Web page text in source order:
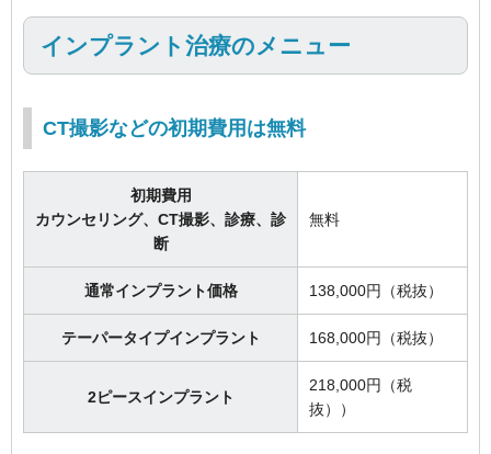
インプラント治療のメニュー
CT撮影などの初期費用は無料
初期費用
カウンセリング、CT撮影、診療、診
断
無料
通常インプラント価格 138,000円（税抜）
テーパータイプインプラント 168,000円（税抜）
2ピースインプラント
218,000円（税
抜））